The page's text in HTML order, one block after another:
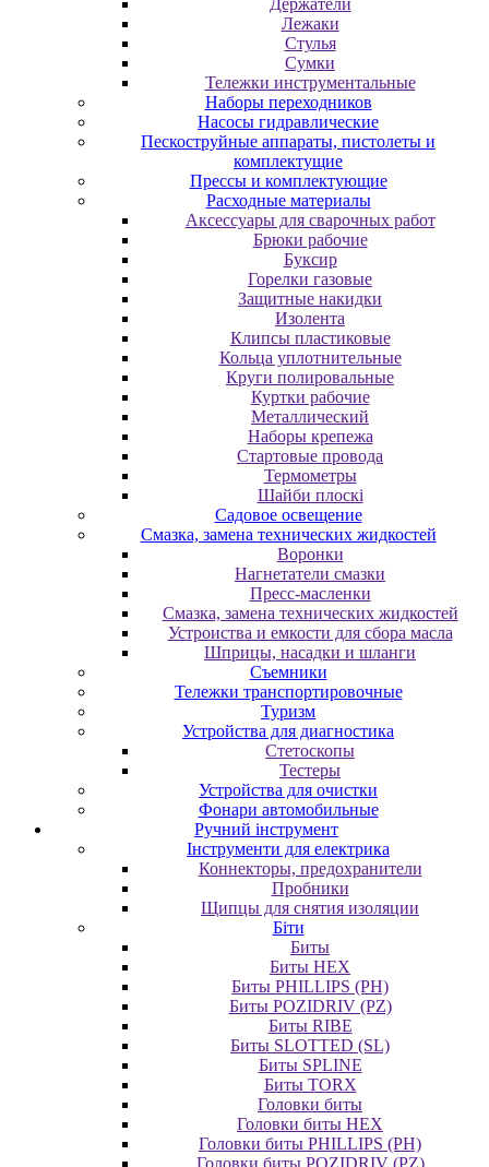
Держатели
Лежаки
Стулья
Сумки
Тележки инструментальные
Наборы переходников
Насосы гидравлические
Пескоструйные аппараты, пистолеты и
комплектущие
Прессы и комплектующие
Расходные материалы
Аксессуары для сварочных работ
Брюки рабочие
Буксир
Горелки газовые
Защитные накидки
Изолента
Клипсы пластиковые
Кольца уплотнительные
Круги полировальные
Куртки рабочие
Металлический
Наборы крепежа
Стартовые провода
Термометры
Шайби плоскі
Садовое освещение
Смазка, замена технических жидкостей
Воронки
Нагнетатели смазки
Пресс-масленки
Смазка, замена технических жидкостей
Устроиства и емкости для сбора масла
Шприцы, насадки и шланги
Съемники
Тележки транспортировочные
Туризм
Устройства для диагностика
Стетоскопы
Тестеры
Устройства для очистки
Фонари автомобильные
Ручний інструмент
Інструменти для електрика
Коннекторы, предохранители
Пробники
Щипцы для снятия изоляции
Біти
Биты
Биты HEX
Биты PHILLIPS (PH)
Биты POZIDRIV (PZ)
Биты RIBE
Биты SLOTTED (SL)
Биты SPLINE
Биты TORX
Головки биты
Головки биты HEX
Головки биты PHILLIPS (PH)
Головки биты POZIDRIV (PZ)